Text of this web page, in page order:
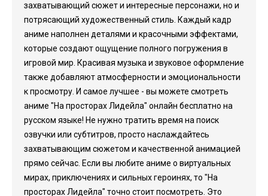
захватывающий сюжет и интересные персонажи, но и
потрясающий художественный стиль. Каждый кадр
аниме наполнен деталями и красочными эффектами,
которые создают ощущение полного погружения в
игровой мир. Красивая музыка и звуковое оформление
также добавляют атмосферности и эмоциональности
к просмотру. И самое лучшее - вы можете смотреть
аниме "На просторах Лидейла" онлайн бесплатно на
русском языке! Не нужно тратить время на поиск
озвучки или субтитров, просто наслаждайтесь
захватывающим сюжетом и качественной анимацией
прямо сейчас. Если вы любите аниме о виртуальных
мирах, приключениях и сильных героинях, то "На
просторах Лидейла" точно стоит посмотреть. Это